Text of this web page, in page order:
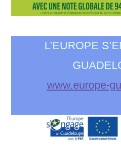
L’EUROPE
www.europe-